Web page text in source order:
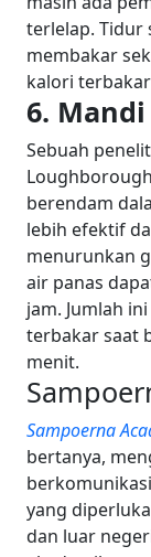
terlelap. Tidur
membakar
kalori
6.
Sebuah
berendam
lebih efektif
menurunkan
air panas
jam. Jumlah
terbakar saat
menit.
Sampoerna
bertanya,
yang
dan luar